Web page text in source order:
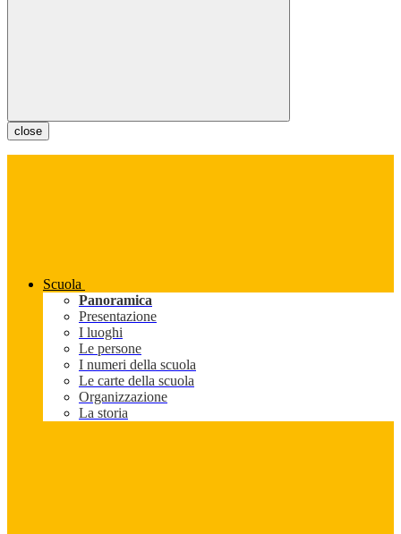
close
Scuola
Panoramica
Presentazione
I luoghi
Le persone
I numeri della scuola
Le carte della scuola
Organizzazione
La storia